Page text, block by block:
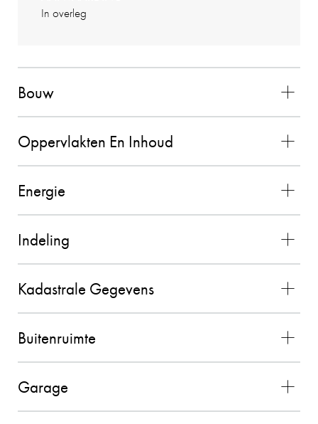
In overleg
Bouw
Oppervlakten En Inhoud
Energie
Indeling
Kadastrale Gegevens
Buitenruimte
Garage
toekomst weer als makelaar inschakelen
9
VERKOPER KLOKKENBERG
131
Wij zouden Charles Nagelkerke zeker
26-08-2025
10 PETER HENDRIKS
De contacten met Charles liepen zeer goed. Hij
voldeed boven verwachting en alles verliep
gehele samenwerking en zouden Charles als
makelaar zeker aanbevelen!! (bron Funda)